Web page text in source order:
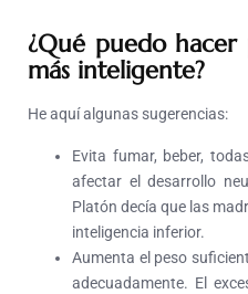
¿Qué puedo
más inteligente?
He aquí algunas sugerencias:
Evita fumar, beber,
afectar el desarrollo
Platón decía que las
inteligencia inferior.
Aumenta el peso
adecuadamente. El